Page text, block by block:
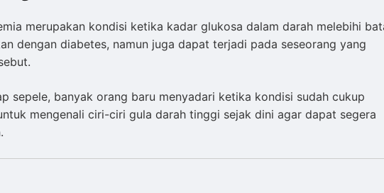
merupakan kondisi ketika kadar glukosa dalam darah melebihi
dengan diabetes, namun juga dapat terjadi pada seseorang yang
sepele, banyak orang baru menyadari ketika kondisi sudah cukup
mengenali ciri-ciri gula darah tinggi sejak dini agar dapat segera